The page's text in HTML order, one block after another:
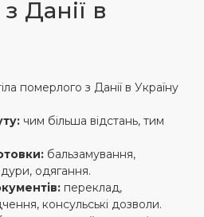
Данії в
померлого з Данії в Україну
чим більша відстань, тим
бальзамування,
одягання.
переклад,
консульські дозволи.